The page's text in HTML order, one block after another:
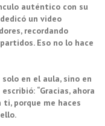
auténtico con su
un video
recordando
Eso no lo hace
en el aula, sino en
“Gracias, ahora
ti, porque me haces